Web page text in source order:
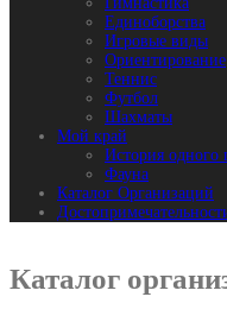
Единоборства
Игровые виды
Ориентирование
Теннис
Футбол
Шахматы
Мой край
История одного
Фауна
Каталог Организаций
Каталог